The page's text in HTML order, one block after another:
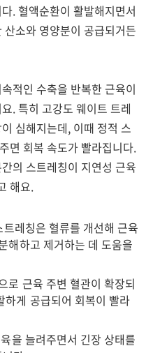
. 혈액순환이 활발해지면서
소와 영양분이 공급되거든
적인 수축을 반복한 근육이
. 특히 고강도 웨이트 트레
심해지는데, 이때 정적 스
면 회복 속도가 빨라집니다.
의 스트레칭이 지연성 근육
해요.
레칭은 혈류를 개선해 근육
해하고 제거하는 데 도움을
로 근육 주변 혈관이 확장되
하게 공급되어 회복이 빨라
을 늘려주면서 긴장 상태를